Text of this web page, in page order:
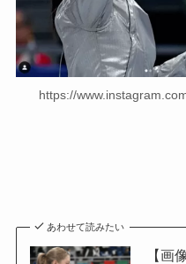
https://
あわせて読みたい
【画